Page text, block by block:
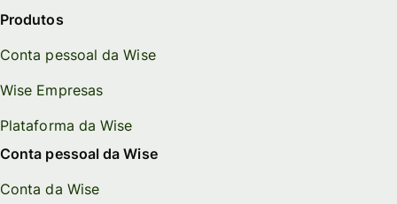
Produtos
Conta pessoal da Wise
Wise Empresas
Plataforma da Wise
Conta pessoal da Wise
Conta da Wise